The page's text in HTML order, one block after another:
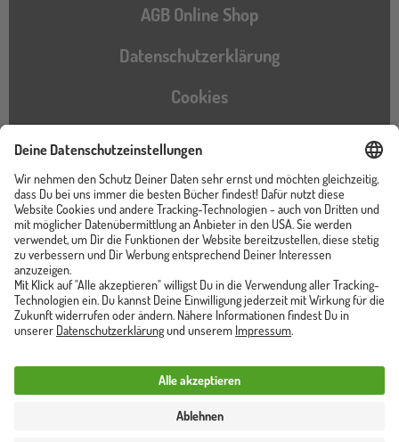
AGB Online Shop
Datenschutzerklärung
Cookies
Barrierefreiheitserklärung
Instagram
TikTokPinterestYouTubeFacebook
Unser Shop ist von
Trusted Shops zertifiziert